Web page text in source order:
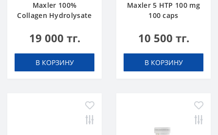
Maxler 100%
Collagen Hydrolysate
19 000 тг.
В КОРЗИНУ
Maxler 5 HTP 100 mg
100 caps
10 500 тг.
В КОРЗИНУ